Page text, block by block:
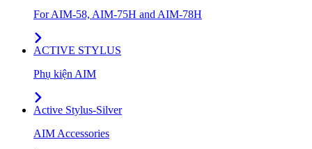
For AIM-58, AIM-75H and AIM-78H
ACTIVE STYLUS
Phụ kiện AIM
Active Stylus-Silver
AIM Accessories